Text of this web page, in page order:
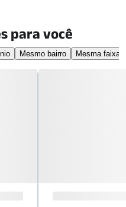
para você
Mesmo bairro Mesma faixa